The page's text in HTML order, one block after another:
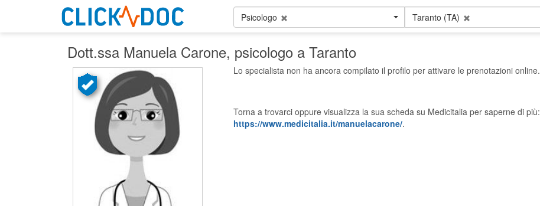
Psicologo Taranto (TA)
Dott.ssa Manuela Carone, psicologo a Taranto
Lo specialista non ha ancora compilato il profilo per attivare le prenotazioni online.
Torna a trovarci oppure visualizza la sua scheda su Medicitalia per saperne di più:
https://www.medicitalia.it/manuelacarone/.